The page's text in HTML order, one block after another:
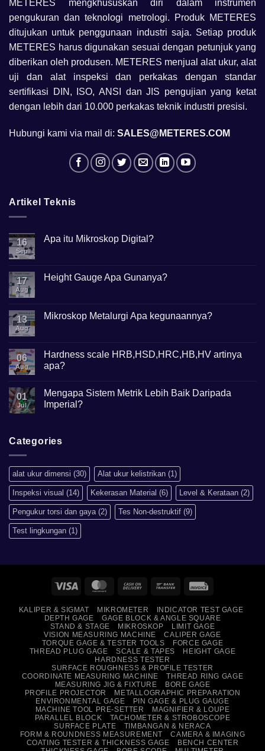
METERES mengkhususkan diri dalam instrumen
pengukuran dan teknologi metrologi. Produk METERES
ditujukan untuk penggunaan industri saja. Setiap produk
METERES harus digunakan sesuai dengan petunjuk yang
diberikan oleh produsen. METERES menjual alat ukur, alat
uji dan alat inspeksi dan perkakas dengan standar
sertifikasi DIN, ISO, ANSI dan JIS pengujian yang ketat
dengan lebih dari 10.000 perkakas teknik industri presisi.
Hubungi kami via mail di: SALES@METERES.COM
Artikel Teknis
16
Sep
Apa itu Mikroskop Digital?
Apa
itu
17
Aug
Height Gauge Apa Gunanya?
Height
Gauge
13
Aug
Mikroskop Metalurgi Apa kegunaannya?
Mikroskop
Metalurgi
Apa
06
Aug
Hardness scale HRB,HSD,HRC,HB,HV artinya
apa?
on
Hardness
scale
01
Jul
Mengapa Sistem Metrik Lebih Baik Daripada
Imperial?
Mengapa
Sistem
Baik
Daripada
Imperial?
Categories
alat ukur dimensi (30) Alat ukur kelistrikan (1)
Inspeksi visual (14) Kekerasan Material (6) Level & Kerataan (2)
Pengukur torsi dan gaya(2) Tes Non-destruktif (9)
Test lingkungan (1)
Visa MasterCardCash
Delivery
Bank
KALIPER & SIGMAT MIKROMETER
INDICATOR TEST GAGE
DEPTH GAGE
GAGE BLOCK & ANGLE SQUARE
STAND & STAGE
MIKROSKOP
LIMIT GAGE
VISION MEASURING MACHINE
CALIPER GAGE
TORQUE GAGE & TESTER TOOLS
FORCE GAGE
THREAD PLUG GAGE
SCALE & TAPES
HEIGHT GAGE
HARDNESS TESTER
SURFACE ROUGHNESS & PROFILE TESTER
COORDINATE MEASURING MACHINE
THREAD RING GAGE
MEASURING JIG & FIXTURE
BORE GAGE
PROFILE PROJECTOR
METALLOGRAPHIC PREPARATION
ENVIRONMENTAL GAGE
PIN GAGE & PLUG GAUGE
MACHINE TOOL PRE-SETTER
MAGNIFIER & LOUPE
PARALLEL BLOCK
TACHOMETER & STROBOSCOPE
SURFACE PLATE
TIMBANGAN & NERACA
FORM & ROUNDNESS MEASUREMENT
CAMERA & IMAGING
COATING TESTER & THICKNESS GAGE
BENCH CENTER